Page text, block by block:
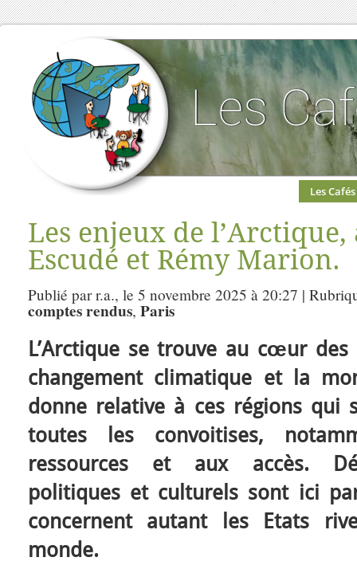
Les Cafés
Les enjeux de
Escudé et Rémy Marion.
Publié par r.a., le 5 novembre 2025 à 20:27 |
comptes rendus, Paris
L’Arctique se trouve au cœur des
changement climatique et la
donne relative à ces régions qui
toutes les convoitises,
ressources et aux accès.
politiques et culturels sont ici
concernent autant les Etats
monde.